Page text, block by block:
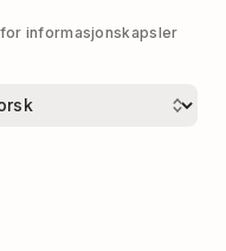
informasjonskapsler